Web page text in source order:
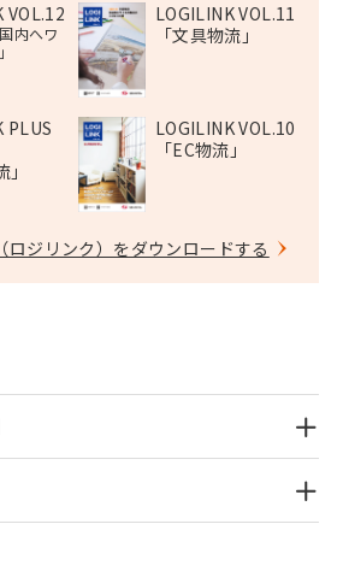
VOL.12
内へワ
LOGILINK VOL.11
「文具物流」
PLUS
LOGILINK VOL.10
「EC物流」
ロジリンク）をダウンロードする